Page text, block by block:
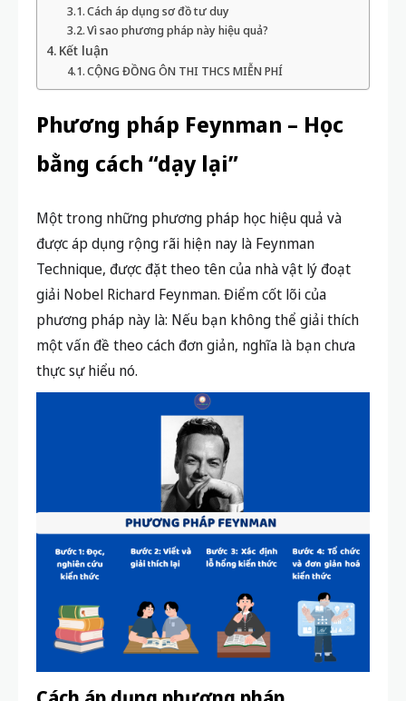
Cách áp dụng sơ đồ tư duy
Vì sao phương pháp này hiệu quả?
Kết luận
CỘNG ĐỒNG ÔN THI THCS MIỄN PHÍ
Phương pháp Feynman – Học
bằng cách “dạy lại”
Một trong những phương pháp học hiệu quả và
được áp dụng rộng rãi hiện nay là Feynman
Technique, được đặt theo tên của nhà vật lý đoạt
giải Nobel Richard Feynman. Điểm cốt lõi của
phương pháp này là: Nếu bạn không thể giải thích
một vấn đề theo cách đơn giản, nghĩa là bạn chưa
thực sự hiểu nó.